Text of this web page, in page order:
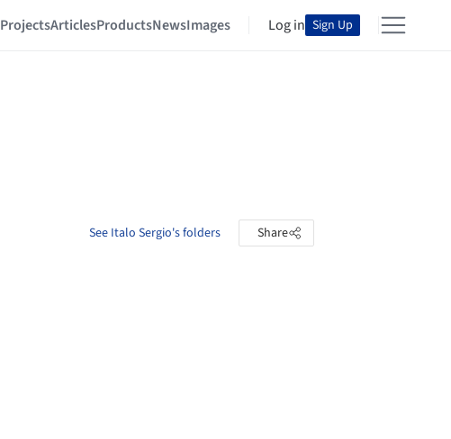
ProjectsArticlesProductsNewsImages Log in Sign Up
See Italo Sergio's folders Share